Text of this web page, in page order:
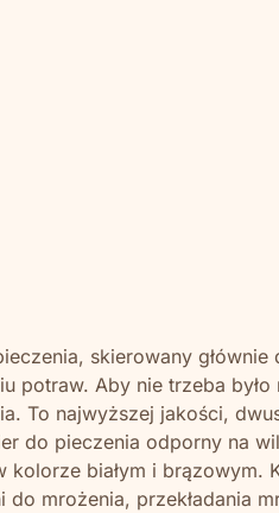
skierowany
potraw. Aby nie trzeba
To najwyższej jakości,
do pieczenia odporny na
kolorze białym i brązowym.
do mrożenia, przekładania